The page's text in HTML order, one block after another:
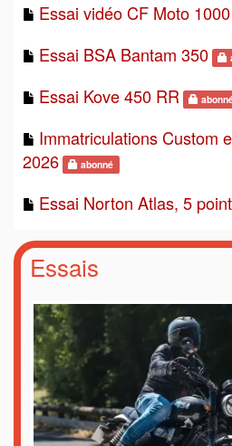
Essai vidéo CF Moto
Essai BSA Bantam 350
Essai Kove 450 RR
Immatriculations Custom
2026
abonné
Essai Norton Atlas, 5
Essais